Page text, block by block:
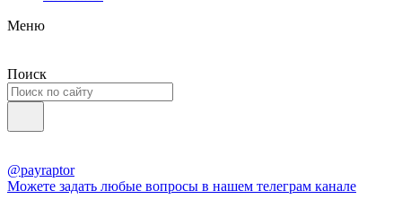
Меню
Поиск
@payraptor
Можете задать любые вопросы в нашем телеграм канале